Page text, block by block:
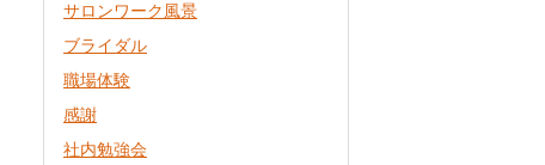
サロンワーク風景
ブライダル
職場体験
感謝
社内勉強会